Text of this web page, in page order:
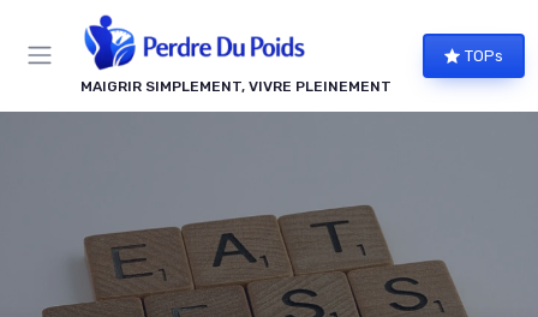
MAIGRIR SIMPLEMENT, VIVRE PLEINEMENT
TOPs
Panneau de gestion des cookies